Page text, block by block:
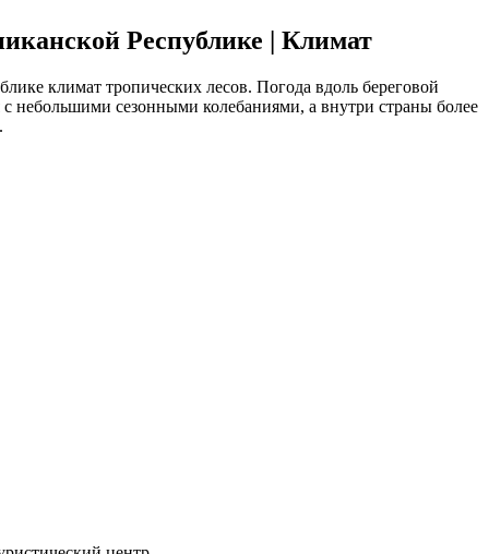
Республике | Климат
климат тропических лесов. Погода вдоль береговой
небольшими сезонными колебаниями, а внутри страны более